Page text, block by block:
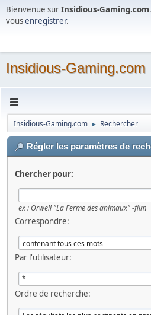
Bienvenue surInsidious-Gaming.com
vousenregistrer.
Insidious-Gaming.com
Insidious-Gaming.com ► Rechercher
Régler les paramètres de
Chercher pour:
ex : Orwell "La Ferme des animaux" -film
Correspondre:
Par l'utilisateur:
Ordre de recherche: